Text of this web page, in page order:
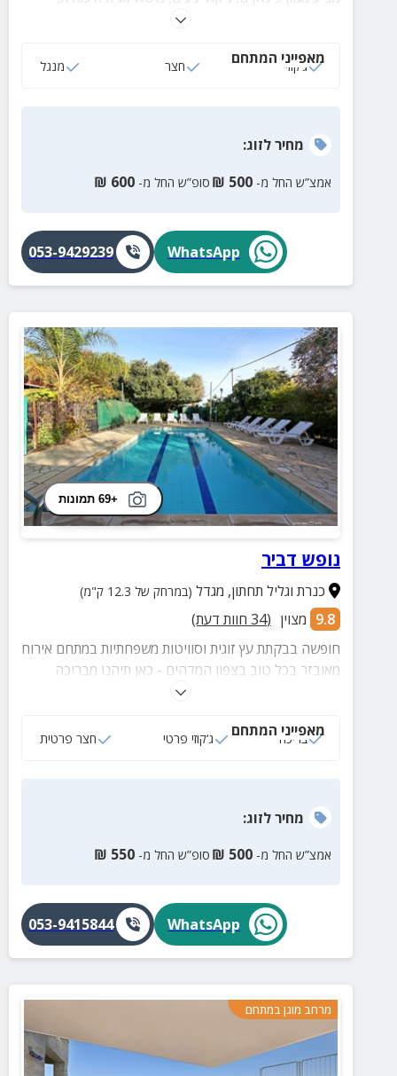
מטבחון מאובזר, גינה מטופחת וגולת הכותרת היא הנוף
מאפייני המתחם
ג‘קוזי חצר מנגל
מחירלזוג:
אמצ”ש החל מ- 500
₪ סופ”ש החל מ- 600
₪
WhatsApp
053-9429239
+69 תמונות
נופש דביר
כנרת וגליל תחתון, מגדל (במרחק של 12.3 ק"מ)
9.8 מצוין (
34 חוות דעת)
חופשה בבקתת עץ זוגית וסוויטות משפחתיות במתחם אירוח
מאובזר בכל טוב בצפון המדהים - כאן תיהנו מבריכה
ענקית ומגודרת, ג'קוזי זרמים זוגי בכל יחידה, חצר
מאפייני המתחם
בריכה ג‘קוזי פרטי חצר פרטית
מחירלזוג:
אמצ”ש החל מ- 500
₪ סופ”ש החל מ- 550
₪
WhatsApp
053-9415844
מרחב מוגן במתחם